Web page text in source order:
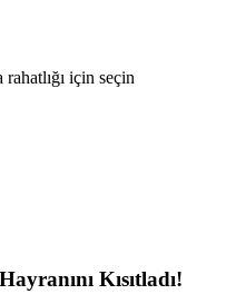
rahatlığı için seçin
Kısıtladı!